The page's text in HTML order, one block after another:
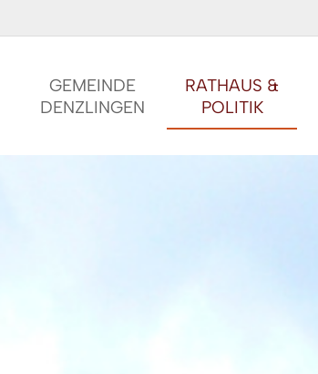
GEMEINDE
DENZLINGEN
RATHAUS &
POLITIK